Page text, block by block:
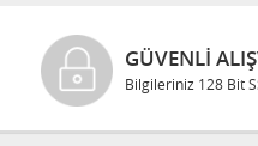
GÜVENLI
Bilgileriniz 128 Bit